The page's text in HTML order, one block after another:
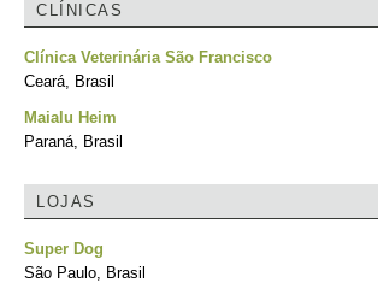
CLÍNICAS
Clínica Veterinária São Francisco
Ceará, Brasil
Maialu Heim
Paraná, Brasil
LOJAS
Super Dog
São Paulo, Brasil